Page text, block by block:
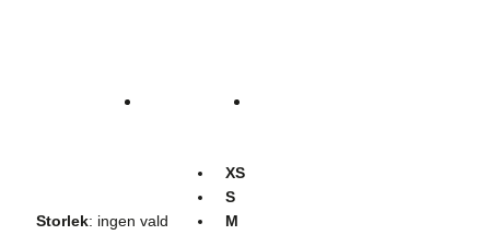
Storlek: ingen vald
XS
S
M